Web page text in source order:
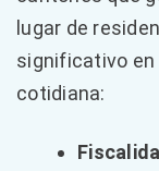
lugar de
significativo en
cotidiana: